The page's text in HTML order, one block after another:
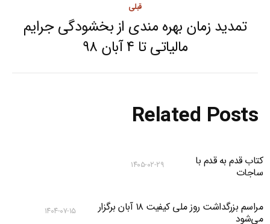
قبلی
Previous
post:
تمدید زمان بهره مندی از بخشودگی جرایم
مالیاتی تا ۴ آبان ۹۸
Related Posts
کتاب قدم به قدم با
ساجات
۱۴۰۵-۰۲-۲۹
مراسم بزرگداشت روز ملی کیفیت ۱۸ آبان برگزار
می‌شود
۱۴۰۴-۰۷-۱۵